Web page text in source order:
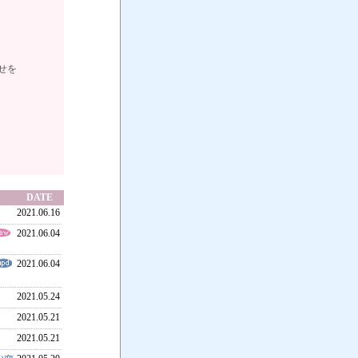
を
DATE
2021.06.16
2021.06.04
2021.06.04
2021.05.24
2021.05.21
2021.05.21